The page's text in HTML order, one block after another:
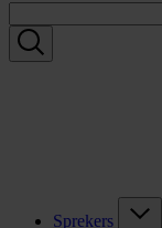
Sprekers